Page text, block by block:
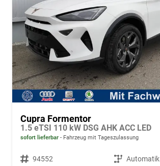
Cupra Formentor
1.5 eTSI 110 kW DSG AHK ACC LED
sofort lieferbar Fahrzeug mit Tageszulassung
Fahrzeugnr. 94552 Getriebe Automatik